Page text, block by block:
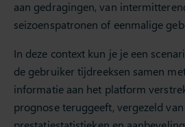
aan gedragingen, van
seizoenspatronen of eenmalige
In deze context kun je je een
de gebruiker tijdreeksen samen
informatie aan het platform
prognose teruggeeft, vergezeld